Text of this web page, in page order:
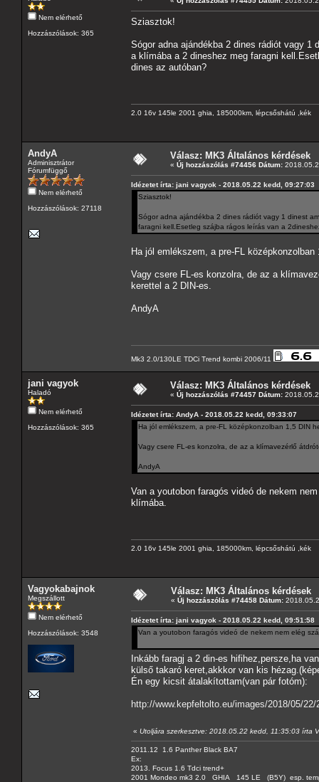
Nem elérhető
Hozzászólások: 365
Sziasztok!
Sógor adna ajándékba 2 dines rádiót vagy
a klímába a 2 dineshez meg faragni
dines az autóban?
2.0 16v 145le 2001 ghia, 185000km, lépcsőshátú ,kék
AndyA
Adminisztrátor
Fórumfüggő
Nem elérhető
Hozzászólások: 27118
Válasz: MK3 Általános kérdések
« Új hozzászólás #74456 Dátum:
Idézetet írta: jani vagyok - 2018.05.22 kedd, 09:27:03
Sziasztok!
Sógor adna ajándékba 2 dines rádiót vagy 1 dinest
faragni kell.Esetleg szájba rágos leírás van a
Ha jól emlékszem, a pre-FL
Vagy csere FL-es konzolra, de az a
kerettel a 2 DIN-es.
AndyA
Mk3 2.0/130LE TDCi Trend kombi 2006/11
jani vagyok
Haladó
Nem elérhető
Hozzászólások: 365
Válasz: MK3 Általános kérdések
« Új hozzászólás #74457 Dátum:
Idézetet írta: AndyA - 2018.05.22 kedd, 09:33:07
Ha jól emlékszem, a pre-FL középkonzolban 1,5 DIN
Vagy csere FL-es konzolra, de az a klímavezérlő
AndyA
Van a youtobon faragós videó de nekem
klímába.
2.0 16v 145le 2001 ghia, 185000km, lépcsőshátú ,kék
Vagyokabajnok
Megszállott
Nem elérhető
Hozzászólások: 3548
Válasz: MK3 Általános kérdések
« Új hozzászólás #74458 Dátum:
Idézetet írta: jani vagyok - 2018.05.22 kedd, 09:51:58
Van a youtobon faragós videó de nekem nem elég
Inkább faragj a 2 din-es hifihez,persze,ha
külső takaró keret,akkkor van kis
Én egy kicsit átalakítottam(van pár fotóm):
http://www.kepfeltolto.eu/images/2018/05/22/
« Utoljára szerkesztve: 2018.05.22 kedd, 11:35:03 írta
2011.12 1.6 Panther Black BA7
Ex:
2013. Focus 1.6 Tdci trend+
2001 Mondeo mk3 2.0 GHIA 145 LE (B5Y) esp.